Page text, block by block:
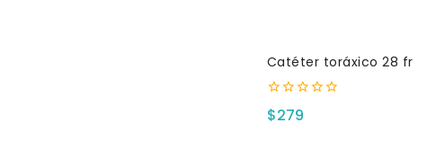
Catéter toráxico 28 fr
0
fuera
$279